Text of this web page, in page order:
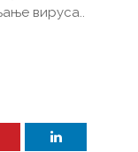
вируса..